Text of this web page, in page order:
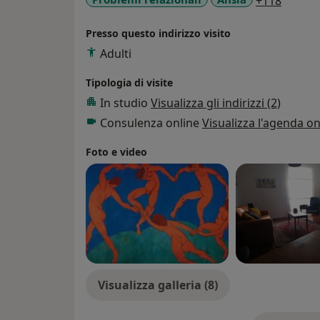
Presso questo indirizzo visito
Adulti
Tipologia di visite
In studio Visualizza gli indirizzi (2)
Consulenza online Visualizza l'agenda
Foto e video
Visualizza galleria (8)